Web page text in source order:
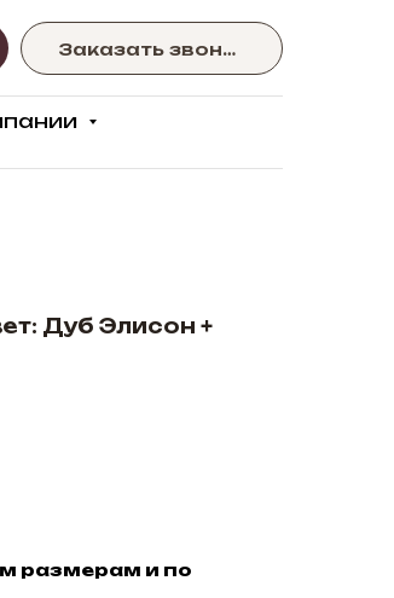
Заказать звонок
Дуб Элисон +
размерам и по